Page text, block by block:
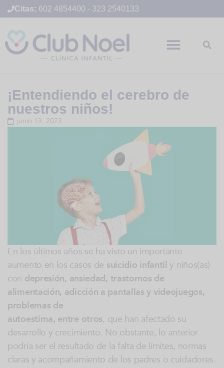
Citas: 602 4854400 - 323 2540133
¡Entendiendo el cerebro de
nuestros niños!
junio 13, 2023
En los últimos años se ha visto un importante
aumento en los casos de suicidio infantil y niños(as)
con depresión, ansiedad, trastornos de
alimentación, adicción a pantallas y videojuegos,
problemas de
autoestima, entre otros, que han afectado su
desarrollo y crecimiento. No obstante, lo anterior
podría ser el resultado de la falta de límites, normas
claras y acompañamiento de los padres o cuidadores.